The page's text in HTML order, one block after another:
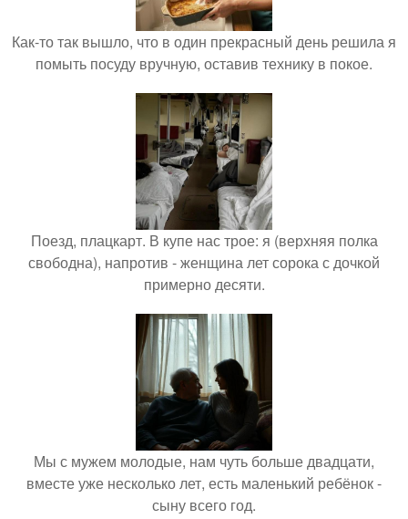
Как-то так вышло, что в один прекрасный день решила я
помыть посуду вручную, оставив технику в покое.
Поезд, плацкарт. В купе нас трое: я (верхняя полка
свободна), напротив - женщина лет сорока с дочкой
примерно десяти.
Мы с мужем молодые, нам чуть больше двадцати,
вместе уже несколько лет, есть маленький ребёнок -
сыну всего год.